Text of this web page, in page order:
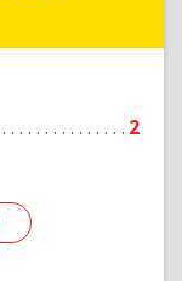
2
Подробнее